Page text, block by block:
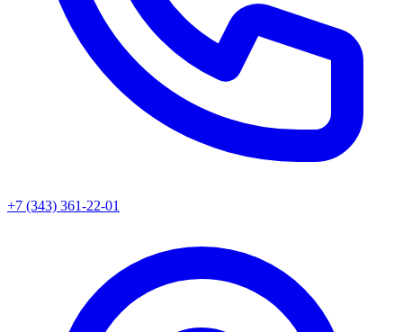
+7 (343) 361-22-01